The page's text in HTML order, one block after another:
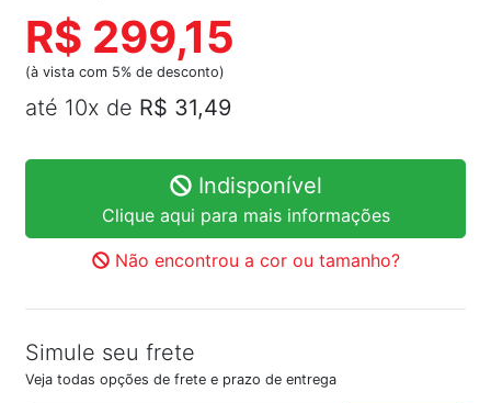
R$ 299,15
(à vista com 5% de desconto)
até 10x de R$ 31,49
Indisponível
Clique aqui para mais informações
Não encontrou a cor ou tamanho?
Simule seu frete
Veja todas opções de frete e prazo de entrega